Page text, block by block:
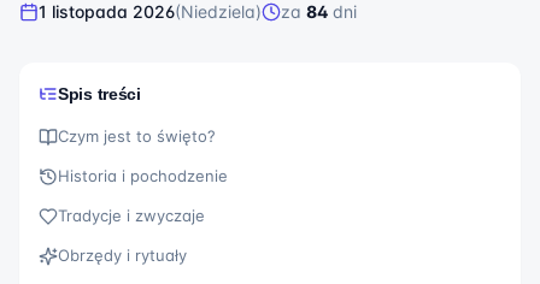
1 listopada 2026(Niedziela) za 84 dni
Spis treści
Czym jest to święto?
Historia i pochodzenie
Tradycje i zwyczaje
Obrzędy i rytuały